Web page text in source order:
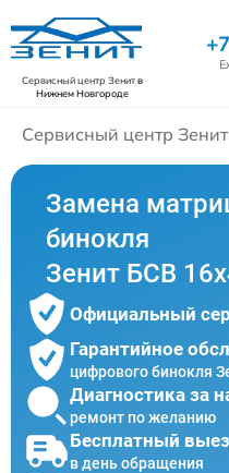
Сервисный центр Зенитв
Нижнем Новгороде
Сервисный центр Зенит
Замена
бинокля
Зенит БСВ
Официальный
Гарантийное
цифрового бинокля
Диагностика за
ремонт по желанию
Бесплатный
в день обращения